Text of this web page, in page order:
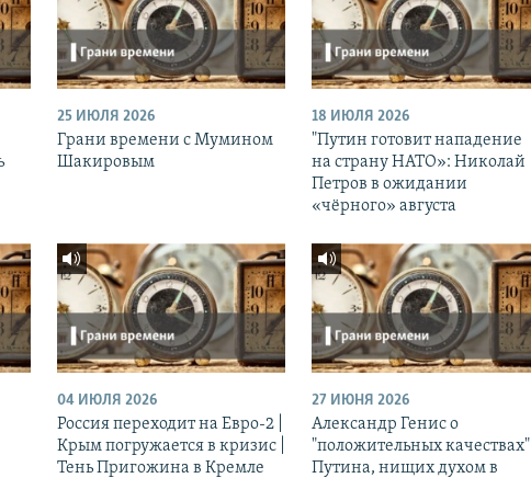
25 ИЮЛЯ 2026
Грани времени с Мумином
Шакировым
18 ИЮЛЯ 2026
"Путин готовит нападение
на страну НАТО»: Николай
Петров в ожидании
«чёрного» августа
04 ИЮЛЯ 2026
Россия переходит на Евро-2 |
Крым погружается в кризис |
Тень Пригожина в Кремле
27 ИЮНЯ 2026
Александр Генис о
"положительных качествах"
Путина, нищих духом в